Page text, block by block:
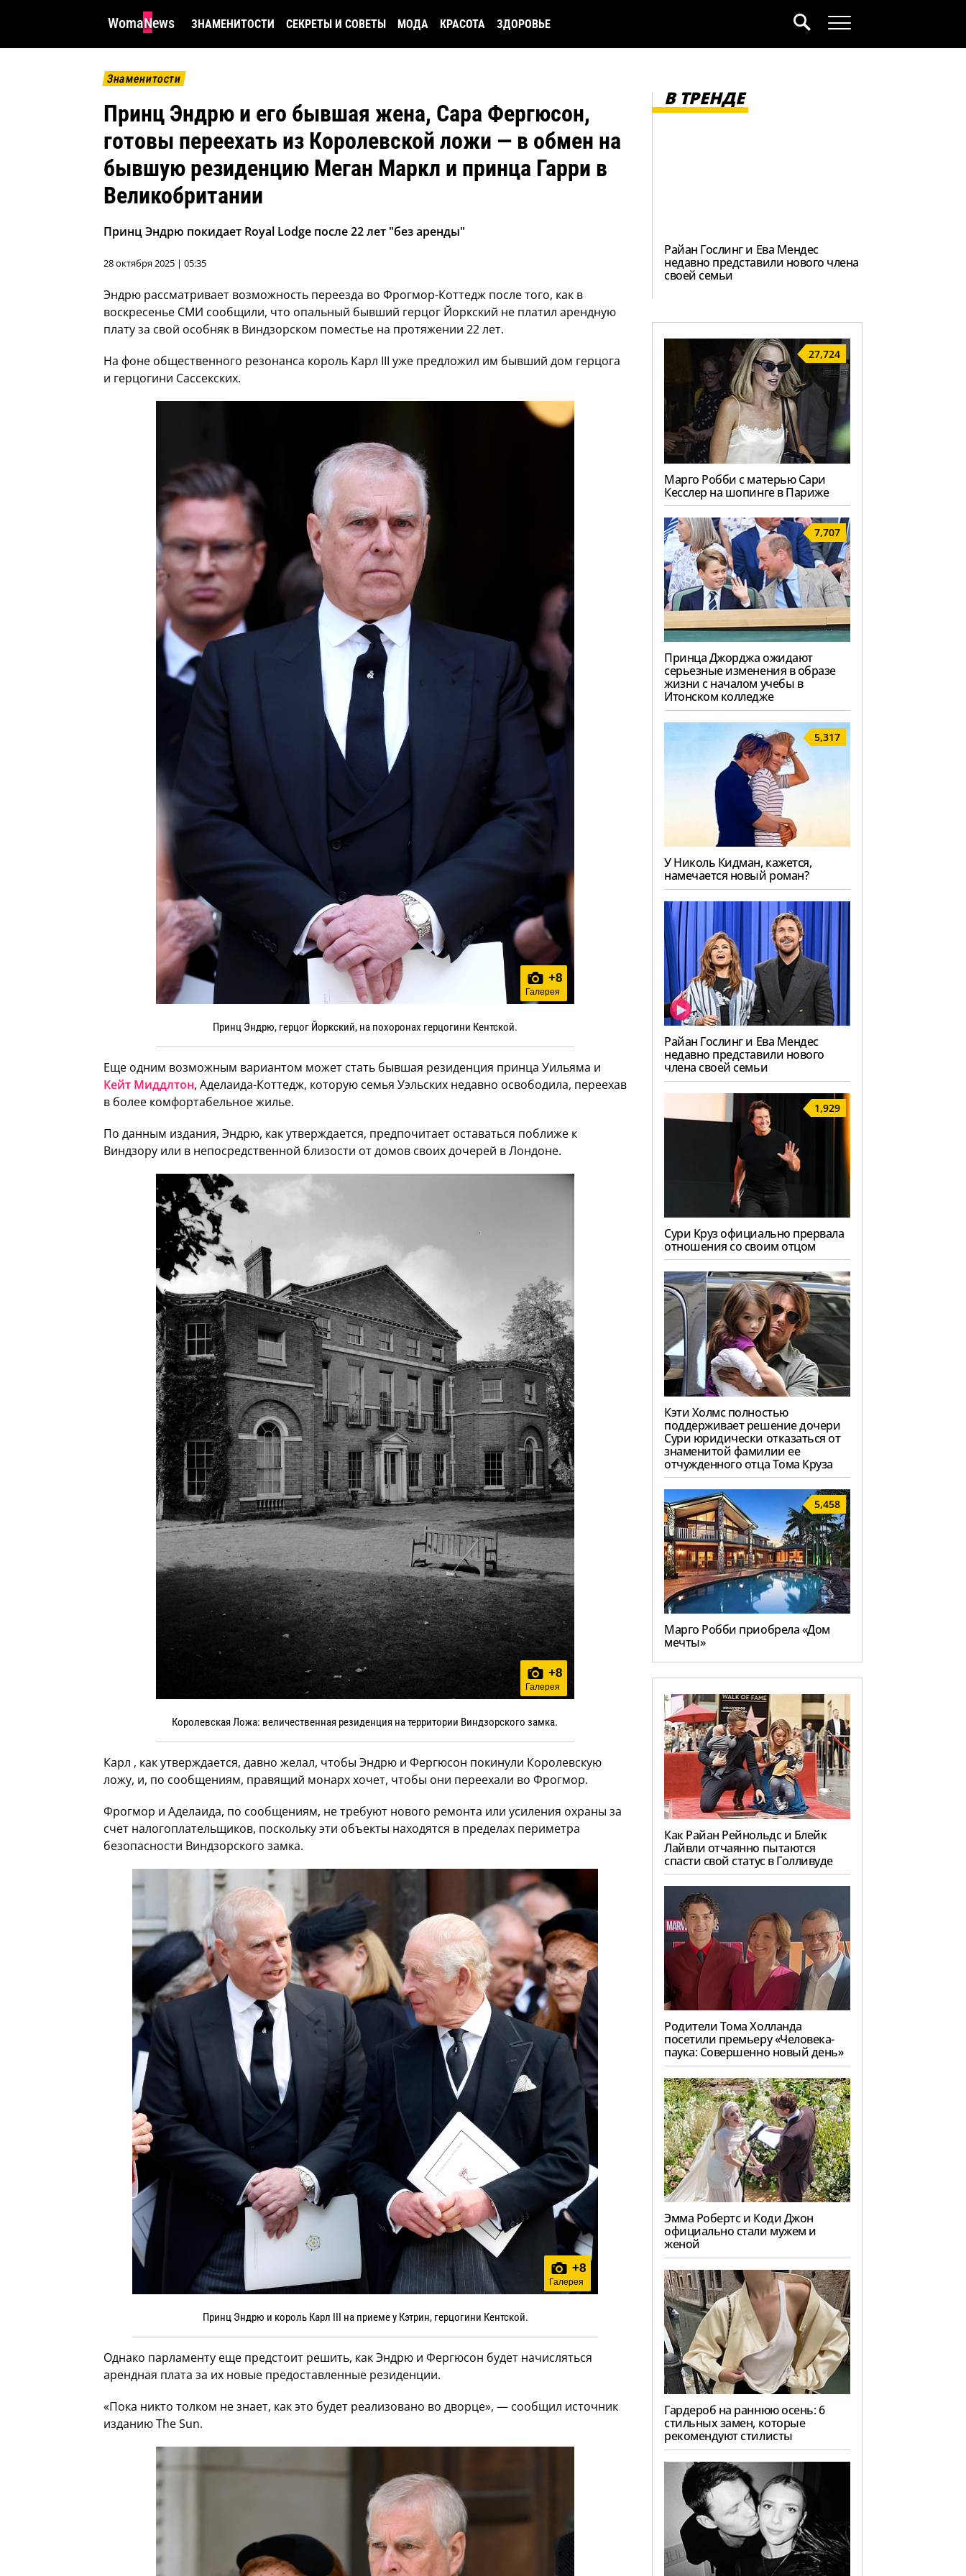
WomaNews ЗНАМЕНИТОСТИ СЕКРЕТЫ И СОВЕТЫ МОДА КРАСОТА ЗДОРОВЬЕ
Знаменитости
Принц Эндрю и его бывшая жена, Сара Фергюсон,
готовы переехать из Королевской ложи — в обмен на
бывшую резиденцию Меган Маркл и принца Гарри в
Великобритании
Принц Эндрю покидает Royal Lodge после 22 лет "без аренды"
28 октября 2025 | 05:35
Эндрю рассматривает возможность переезда во Фрогмор-Коттедж после того, как в
воскресенье СМИ сообщили, что опальный бывший герцог Йоркский не платил арендную
плату за свой особняк в Виндзорском поместье на протяжении 22 лет.
На фоне общественного резонанса король Карл III уже предложил им бывший дом герцога
и герцогини Сассекских.
+8
Галерея
Принц Эндрю, герцог Йоркский, на похоронах герцогини Кентской.
Еще одним возможным вариантом может стать бывшая резиденция принца Уильяма и
Кейт Миддлтон, Аделаида-Коттедж, которую семья Уэльских недавно освободила, переехав
в более комфортабельное жилье.
По данным издания, Эндрю, как утверждается, предпочитает оставаться поближе к
Виндзору или в непосредственной близости от домов своих дочерей в Лондоне.
+8
Галерея
Королевская Ложа: величественная резиденция на территории Виндзорского замка.
Карл , как утверждается, давно желал, чтобы Эндрю и Фергюсон покинули Королевскую
ложу, и, по сообщениям, правящий монарх хочет, чтобы они переехали во Фрогмор.
Фрогмор и Аделаида, по сообщениям, не требуют нового ремонта или усиления охраны за
счет налогоплательщиков, поскольку эти объекты находятся в пределах периметра
безопасности Виндзорского замка.
+8
Галерея
Принц Эндрю и король Карл III на приеме у Кэтрин, герцогини Кентской.
Однако парламенту еще предстоит решить, как Эндрю и Фергюсон будет начисляться
арендная плата за их новые предоставленные резиденции.
«Пока никто толком не знает, как это будет реализовано во дворце», — сообщил источник
изданию The Sun.
В ТРЕНДЕ
Райан Гослинг и Ева Мендес
недавно представили нового члена
своей семьи
27,724
Марго Робби с матерью Сари
Кесслер на шопинге в Париже
7,707
Принца Джорджа ожидают
серьезные изменения в образе
жизни с началом учебы в
Итонском колледже
5,317
У Николь Кидман, кажется,
намечается новый роман?
Райан Гослинг и Ева Мендес
недавно представили нового
члена своей семьи
1,929
Сури Круз официально прервала
отношения со своим отцом
Кэти Холмс полностью
поддерживает решение дочери
Сури юридически отказаться от
знаменитой фамилии ее
отчужденного отца Тома Круза
5,458
Марго Робби приобрела «Дом
мечты»
Как Райан Рейнольдс и Блейк
Лайвли отчаянно пытаются
спасти свой статус в Голливуде
Родители Тома Холланда
посетили премьеру «Человека-
паука: Совершенно новый день»
Эмма Робертс и Коди Джон
официально стали мужем и
женой
Гардероб на раннюю осень: 6
стильных замен, которые
рекомендуют стилисты